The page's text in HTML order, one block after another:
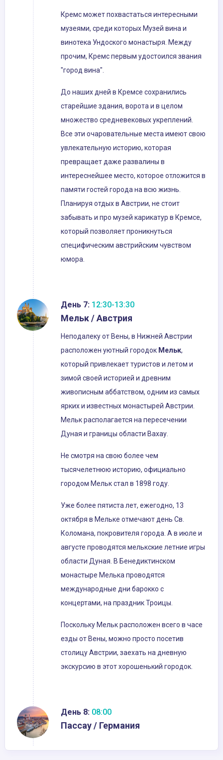
Кремс может похвастаться интересными
музеями, среди которых Музей вина и
винотека Ундоского монастыря. Между
прочим, Кремс первым удостоился звания
"город вина".
До наших дней в Кремсе сохранились
старейшие здания, ворота и в целом
множество средневековых укреплений.
Все эти очаровательные места имеют свою
увлекательную историю, которая
превращает даже развалины в
интереснейшее место, которое отложится в
памяти гостей города на всю жизнь.
Планируя отдых в Австрии, не стоит
забывать и про музей карикатур в Кремсе,
который позволяет проникнуться
специфическим австрийским чувством
юмора.
День 7: 12:30-13:30
Мельк / Австрия
Неподалеку от Вены, в Нижней Австрии
расположен уютный городок Мельк,
который привлекает туристов и летом и
зимой своей историей и древним
живописным аббатством, одним из самых
ярких и известных монастырей Австрии.
Мельк располагается на пересечении
Дуная и границы области Вахау.
Не смотря на свою более чем
тысячелетнюю историю, официально
городом Мельк стал в 1898 году.
Уже более пятиста лет, ежегодно, 13
октября в Мельке отмечают день Св.
Коломана, покровителя города. А в июле и
августе проводятся мелькские летние игры
области Дуная. В Бенедиктинском
монастыре Мелька проводятся
международные дни барокко с
концертами, на праздник Троицы.
Поскольку Мельк расположен всего в часе
езды от Вены, можно просто посетив
столицу Австрии, заехать на дневную
экскурсию в этот хорошенький городок.
День 8: 08:00
Пассау / Германия